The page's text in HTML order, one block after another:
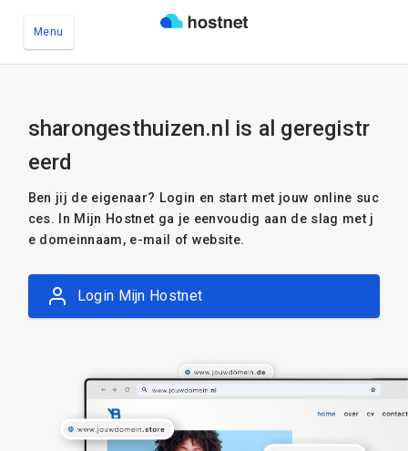
Menu
sharongesthuizen.nl is al geregistr
eerd
Ben jij de eigenaar? Login en start met jouw online suc
ces. In Mijn Hostnet ga je eenvoudig aan de slag met j
e domeinnaam, e-mail of website.
Login Mijn Hostnet